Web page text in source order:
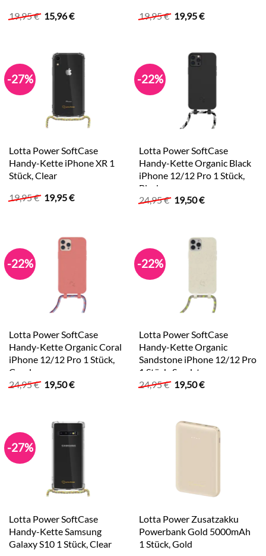
19,95€ Ursprünglicher
Preis
15,96€Aktueller
19,95€ Ursprünglicher
Preis
19,95€Aktueller
-27%
Lotta Power SoftCase
Handy-Kette iPhone XR 1
Stück, Clear
19,95€ Ursprünglicher
19,95€Aktueller
-22%
Lotta Power SoftCase
Handy-Kette Organic Black
iPhone 12/12 Pro 1 Stück,
Black
24,95€ Ursprünglicher
19,50€Aktueller
-22%
Lotta Power SoftCase
Handy-Kette Organic Coral
iPhone 12/12 Pro 1 Stück,
Coral
24,95€ Ursprünglicher
Preis
19,50€Aktueller
-22%
Lotta Power SoftCase
Handy-Kette Organic
Sandstone iPhone 12/12 Pro
1 Stück, Sandstone
24,95€ Ursprünglicher
Preis
19,50€Aktueller
-27%
Lotta Power SoftCase
Handy-Kette Samsung
Galaxy S10 1 Stück, Clear
Lotta Power Zusatzakku
Powerbank Gold 5000mAh
1 Stück, Gold